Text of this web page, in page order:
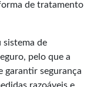
de tratamento
sistema de
pelo que a
garantir segurança